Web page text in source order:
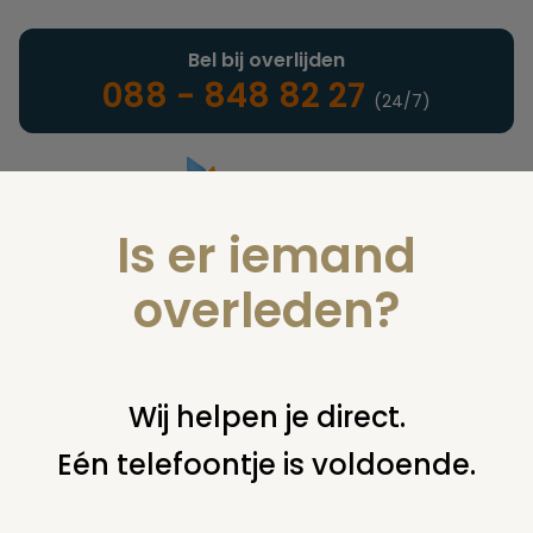
Landelijke uitvaartonderneming
Bel bij overlijden
088 - 848 82 27 (24/7)
U bent hier: home juridisch overige uitvaartplechtigheid
ex-echtgenoot toelaten bij crematie?
Is er iemand
overleden?
Wij helpen je direct.
Eén telefoontje is voldoende.